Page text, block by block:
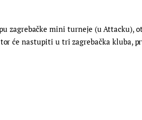
zagrebačke mini turneje (u Attacku),
će nastupiti u tri zagrebačka kluba,